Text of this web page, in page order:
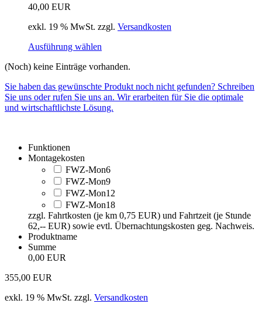
40,00 EUR
exkl. 19 % MwSt. zzgl. Versandkosten
Ausführung wählen
(Noch) keine Einträge vorhanden.
Sie haben das gewünschte Produkt noch nicht gefunden? Schreiben
Sie uns oder rufen Sie uns an. Wir erarbeiten für Sie die optimale
und wirtschaftlichste Lösung.
Funktionen
Montagekosten
FWZ-Mon6
FWZ-Mon9
FWZ-Mon12
FWZ-Mon18
zzgl. Fahrtkosten (je km 0,75 EUR) und Fahrtzeit (je Stunde
62,-- EUR) sowie evtl. Übernachtungskosten geg. Nachweis.
Produktname
Summe
0,00 EUR
355,00 EUR
exkl. 19 % MwSt. zzgl. Versandkosten